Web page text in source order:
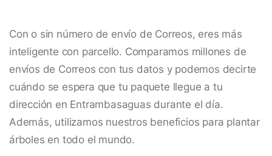
Con o sin número de envío de Correos, eres más
inteligente con parcello. Comparamos millones de
envíos de Correos con tus datos y podemos decirte
cuándo se espera que tu paquete llegue a tu
dirección en Entrambasaguas durante el día.
Además, utilizamos nuestros beneficios para plantar
árboles en todo el mundo.